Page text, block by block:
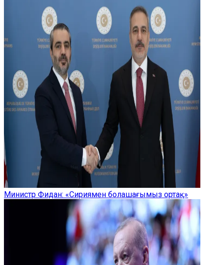
Министр Фидан: «Сириямен болашағымыз ортақ»